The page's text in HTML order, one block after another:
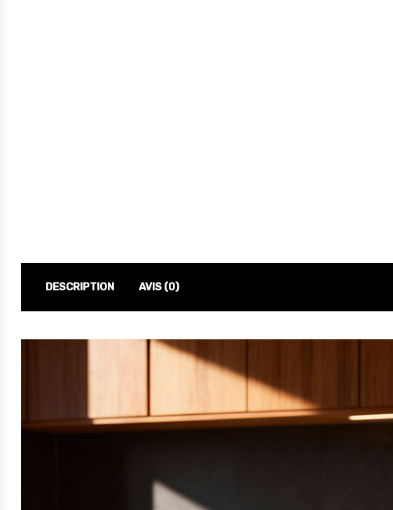
DESCRIPTION AVIS (0)